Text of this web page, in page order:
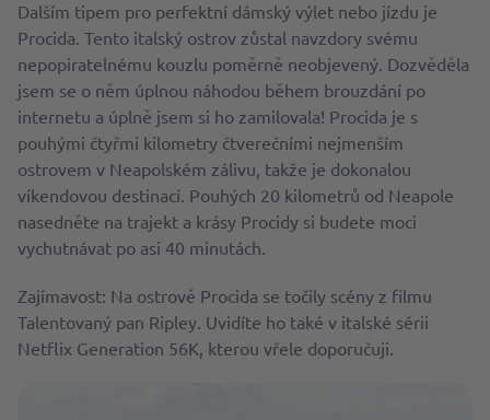
Dalším tipem pro perfektní dámský výlet nebo jízdu je
Procida. Tento italský ostrov zůstal navzdory svému
nepopiratelnému kouzlu poměrně neobjevený. Dozvěděla
jsem se o něm úplnou náhodou během brouzdání po
internetu a úplně jsem si ho zamilovala! Procida je s
pouhými čtyřmi kilometry čtverečními nejmenším
ostrovem v Neapolském zálivu, takže je dokonalou
víkendovou destinací. Pouhých 20 kilometrů od Neapole
nasedněte na trajekt a krásy Procidy si budete moci
vychutnávat po asi 40 minutách.
Zajímavost: Na ostrově Procida se točily scény z filmu
Talentovaný pan Ripley. Uvidíte ho také v italské sérii
Netflix Generation 56K, kterou vřele doporučuji.